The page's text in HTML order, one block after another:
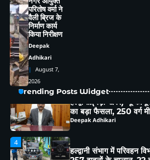
परितोष वर्मा ने
वैली ब्रिज के
निर्माण कार्य
किया निरीक्षण
Deepak
Adhikari
August 7,
2026
Trending Posts Widget
3
4
257 वाहनों के चालान, 22
Deepak Adhikari
5
परिषद की बैठक सम्पन्न, कई
कार्य परिषद की संस्तुति
Deepak Adhikari